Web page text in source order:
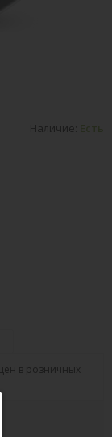
Наличие: Есть
в розничных